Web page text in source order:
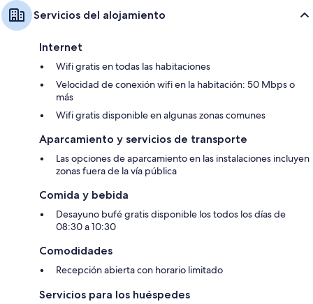
Servicios del alojamiento
Internet
Wifi gratis en todas las habitaciones
Velocidad de conexión wifi en la habitación: 50 Mbps o
más
Wifi gratis disponible en algunas zonas comunes
Aparcamiento y servicios de transporte
Las opciones de aparcamiento en las instalaciones incluyen
zonas fuera de la vía pública
Comida y bebida
Desayuno bufé gratis disponible los todos los días de
08:30 a 10:30
Comodidades
Recepción abierta con horario limitado
Servicios para los huéspedes